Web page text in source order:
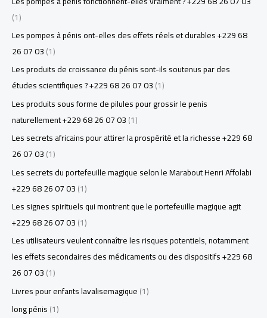
(1)
Les pompes à pénis ont-elles des effets réels et durables +229 68
26 07 03(1)
Les produits de croissance du pénis sont-ils soutenus par des
études scientifiques ? +229 68 26 07 03(1)
Les produits sous forme de pilules pour grossir le penis
naturellement +229 68 26 07 03(1)
Les secrets africains pour attirer la prospérité et la richesse +229 68
26 07 03(1)
Les secrets du portefeuille magique selon le Marabout Henri Affolabi
+229 68 26 07 03(1)
Les signes spirituels qui montrent que le portefeuille magique agit
+229 68 26 07 03(1)
Les utilisateurs veulent connaître les risques potentiels, notamment
les effets secondaires des médicaments ou des dispositifs +229 68
26 07 03(1)
Livres pour enfants lavalisemagique(1)
long pénis(1)